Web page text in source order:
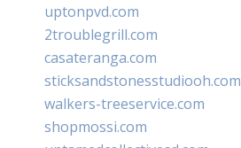
uptonpvd.com
2troublegrill.com
casateranga.com
sticksandstonesstudiooh.com
walkers-treeservice.com
shopmossi.com